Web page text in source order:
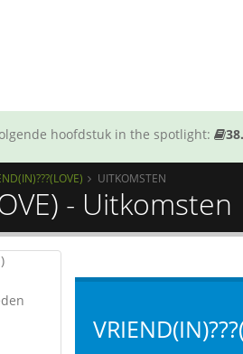
hoofdstuk in the spotlight:
UITKOMSTEN
- Uitkomsten